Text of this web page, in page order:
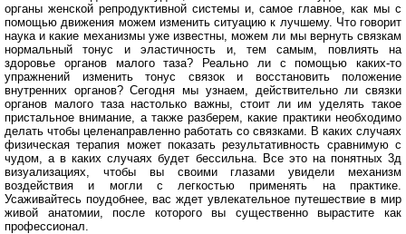
органы женской репродуктивной системы и, самое главное, как мы с
помощью движения можем изменить ситуацию к лучшему. Что говорит
наука и какие механизмы уже известны, можем ли мы вернуть связкам
нормальный тонус и эластичность и, тем самым, повлиять на
здоровье органов малого таза? Реально ли с помощью каких-то
упражнений изменить тонус связок и восстановить положение
внутренних органов? Сегодня мы узнаем, действительно ли связки
органов малого таза настолько важны, стоит ли им уделять такое
пристальное внимание, а также разберем, какие практики необходимо
делать чтобы целенаправленно работать со связками. В каких случаях
физическая терапия может показать результативность сравнимую с
чудом, а в каких случаях будет бессильна. Все это на понятных 3д
визуализациях, чтобы вы своими глазами увидели механизм
воздействия и могли с легкостью применять на практике.
Усаживайтесь поудобнее, вас ждет увлекательное путешествие в мир
живой анатомии, после которого вы существенно вырастите как
профессионал.